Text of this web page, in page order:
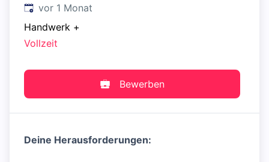
Veröffentlicht:
vor 1 Monat
Handwerk +
Vollzeit
Bewerben
Deine Herausforderungen: